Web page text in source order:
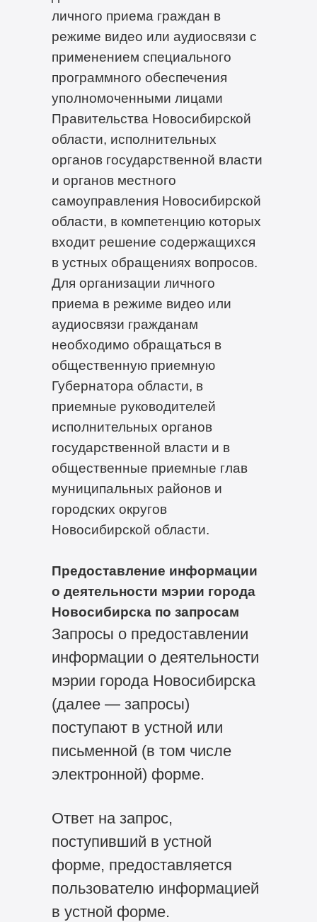
личного приема граждан в
режиме видео или аудиосвязи с
применением специального
программного обеспечения
уполномоченными лицами
Правительства Новосибирской
области, исполнительных
органов государственной власти
и органов местного
самоуправления Новосибирской
области, в компетенцию которых
входит решение содержащихся
в устных обращениях вопросов.
Для организации личного
приема в режиме видео или
аудиосвязи гражданам
необходимо обращаться в
общественную приемную
Губернатора области, в
приемные руководителей
исполнительных органов
государственной власти и в
общественные приемные глав
муниципальных районов и
городских округов
Новосибирской области.
Предоставление информации
о деятельности мэрии города
Новосибирска по запросам
Запросы о предоставлении
информации о деятельности
мэрии города Новосибирска
(далее — запросы)
поступают в устной или
письменной (в том числе
электронной) форме.
Ответ на запрос,
поступивший в устной
форме, предоставляется
пользователю информацией
в устной форме.